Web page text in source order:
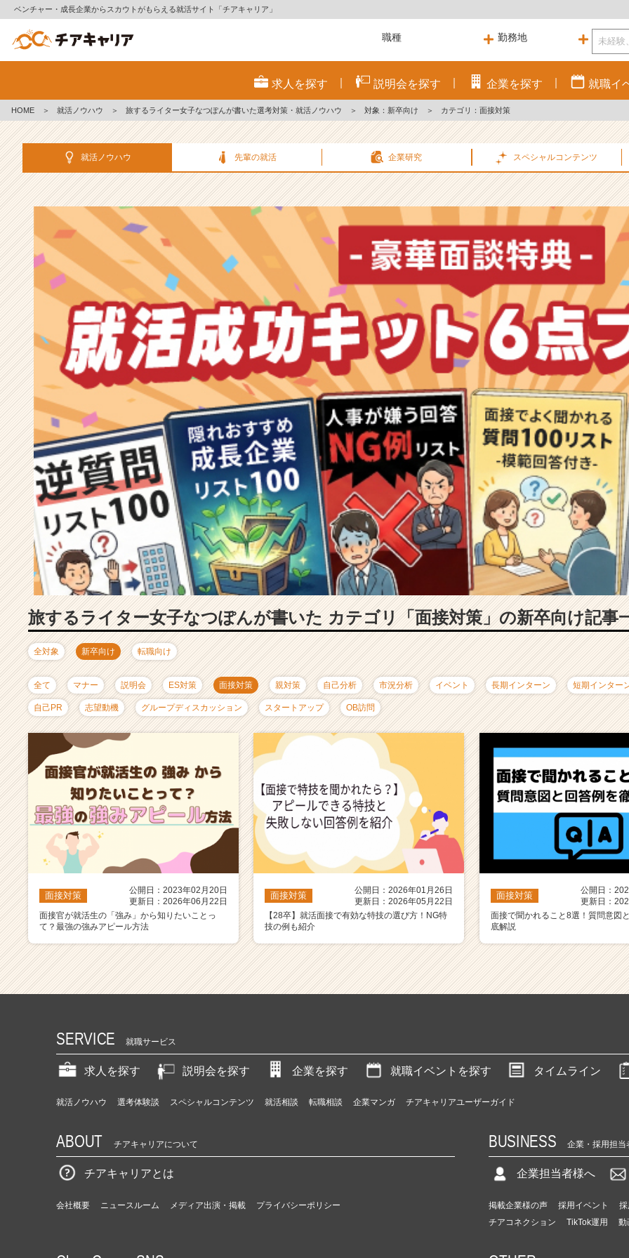
ベンチャー・成長企業からスカウトがもらえる就活サイト「チアキャリア」
策・
就
ノ
ハ
記
事
|
ベ
ン
チ
ー・
成
長
企
業
か
ら
カ
ウ
ト
が
届
く
就
サ
イ
ト
チ
キ
ャ
リ
ア
（C
h
e
e
r
a
r
e
e
r）
求人を探す 説明会を探す 企業を探す 就職イ
HOME ＞ 就活ノウハウ ＞ 旅するライター女子なつぽんが書いた選考対策・就活ノウハウ ＞ 対象：新卒向け ＞ カテゴリ：面接対策
就活ノウハウ 先輩の就活 企業研究 スペシャルコンテンツ
旅するライター女子なつぽんが書いた カテゴリ「面接対策」の新卒向け記事
全対象 新卒向け 転職向け
全て マナー 説明会 ES対策 面接対策 親対策 自己分析 市況分析 イベント 長期インターン 短期インター
自己PR 志望動機 グループディスカッション スタートアップ OB訪問
面接対策
公開日：2023年02月20日
更新日：2026年06月22日
面接官が就活生の「強み」から知りたいことっ
て？最強の強みアピール方法
面接対策
公開日：2026年01月26日
更新日：2026年05月22日
【28卒】就活面接で有効な特技の選び方！NG特
技の例も紹介
面接対策
公開日：
更新日：
面接で聞かれること8選！質問意図
底解説
SERVICE 就職サービス
求人を探す 説明会を探す 企業を探す 就職イベントを探す タイムライン
就活ノウハウ 選考体験談 スペシャルコンテンツ 就活相談 転職相談 企業マンガ チアキャリアユーザーガイド
ABOUT チアキャリアについて
チアキャリアとは
会社概要 ニュースルーム メディア出演・掲載 プライバシーポリシー
BUSINESS 企業・採用担当
企業担当者様へ
掲載企業様の声 採用イベント
チアコネクション
TikTok運用 動